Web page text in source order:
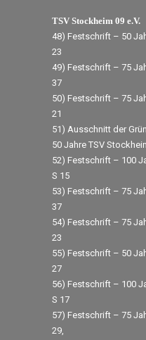
TSV Stockheim 09 e.V.
48) Festschrift – 50
23
49) Festschrift – 75
37
50) Festschrift – 75
21
51) Ausschnitt der
50 Jahre TSV
52) Festschrift – 100
S 15
53) Festschrift – 75
37
54) Festschrift – 75
23
55) Festschrift – 50
27
56) Festschrift – 100
S 17
57) Festschrift – 75
29,